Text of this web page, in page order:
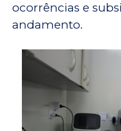
ocorrências e
andamento.